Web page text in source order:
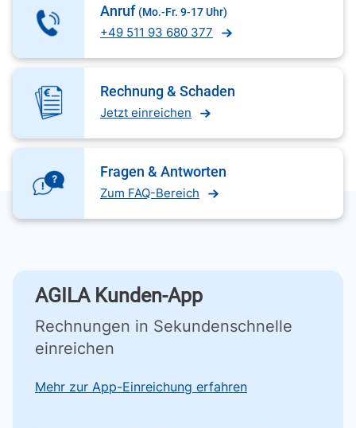
Anruf (Mo.-Fr. 9-17 Uhr)
+49 511 93 680 377
Rechnung & Schaden
Jetzt einreichen
Fragen & Antworten
Zum FAQ-Bereich
AGILA Kunden-App
Rechnungen in Sekundenschnelle
einreichen
Mehr zur App-Einreichung erfahren